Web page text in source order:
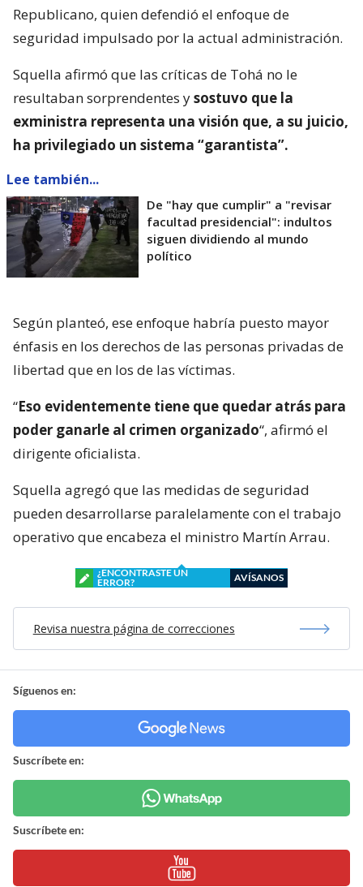
Republicano, quien defendió el enfoque de
seguridad impulsado por la actual administración.
Squella afirmó que las críticas de Tohá no le
resultaban sorprendentes ysostuvo que la
exministra representa una visión que, a su juicio,
ha privilegiado un sistema “garantista”.
Lee también...
De "hay que cumplir" a "revisar
facultad presidencial": indultos
siguen dividiendo al mundo
político
Según planteó, ese enfoque habría puesto mayor
énfasis en los derechos de las personas privadas de
libertad que en los de las víctimas.
“Eso evidentemente tiene que quedar atrás para
poder ganarle al crimen organizado“, afirmó el
dirigente oficialista.
Squella agregó que las medidas de seguridad
pueden desarrollarse paralelamente con el trabajo
operativo que encabeza el ministro Martín Arrau.
¿ENCONTRASTE UN
ERROR?
AVÍSANOS
Revisa nuestra página de correcciones
Síguenos en:
Suscríbete en:
Suscríbete en: